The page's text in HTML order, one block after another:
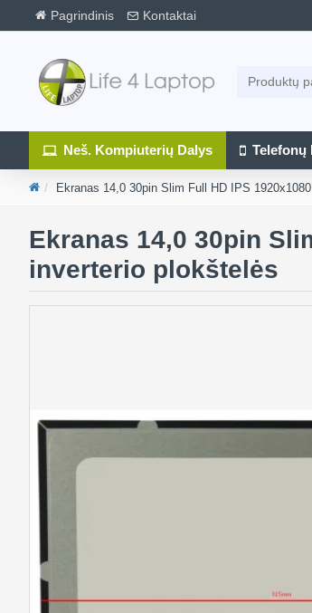
Pagrindinis Kontaktai
Neš. Kompiuterių Dalys Telefonų
Ekranas 14,0 30pin Slim Full HD IPS
Ekranas 14,0 30pin
inverterio plokštelės